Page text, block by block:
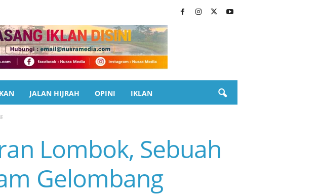
JALAN HIJRAH OPINI IKLAN
Lombok, Sebuah
Gelombang